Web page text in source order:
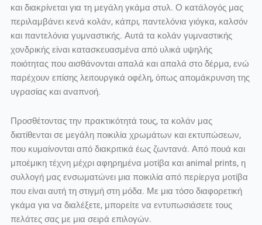
και διακρίνεται για τη μεγάλη γκάμα στυλ. Ο κατάλογός μας
περιλαμβάνει κενά κολάν, κάπρι, παντελόνια γιόγκα, καλσόν
και παντελόνια γυμναστικής. Αυτά τα κολάν γυμναστικής
χονδρικής είναι κατασκευασμένα από υλικά υψηλής
ποιότητας που αισθάνονται απαλά και απαλά στο δέρμα, ενώ
παρέχουν επίσης λειτουργικά οφέλη, όπως απομάκρυνση της
υγρασίας και αναπνοή.
Προσθέτοντας την πρακτικότητά τους, τα κολάν μας
διατίθενται σε μεγάλη ποικιλία χρωμάτων και εκτυπώσεων,
που κυμαίνονται από διακριτικά έως ζωντανά. Από πουά και
μποέμικη τέχνη μέχρι αφηρημένα μοτίβα και animal prints, η
συλλογή μας ενσωματώνει μια ποικιλία από περίεργα μοτίβα
που είναι αυτή τη στιγμή στη μόδα. Με μια τόσο διαφορετική
γκάμα για να διαλέξετε, μπορείτε να εντυπωσιάσετε τους
πελάτες σας με μια σειρά επιλογών.